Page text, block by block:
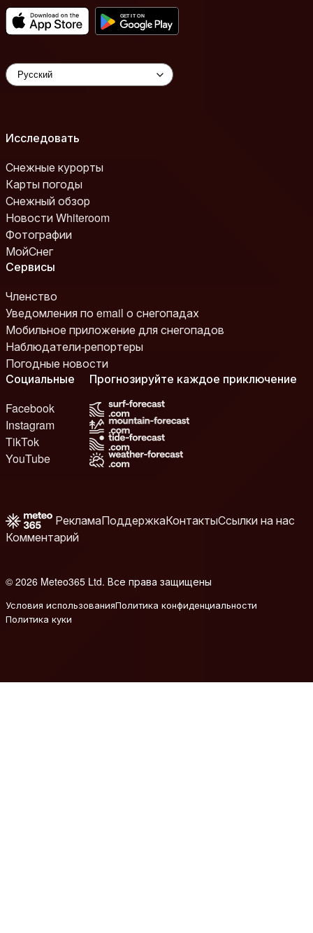
Исследовать
Снежные курорты
Карты погоды
Снежный обзор
Новости Whiteroom
Фотографии
МойСнег
Сервисы
Членство
Уведомления по email о снегопадах
Мобильное приложение для снегопадов
Наблюдатели-репортеры
Погодные новости
Социальные
Facebook
Instagram
TikTok
YouTube
Прогнозируйте каждое приключение
РекламаПоддержкаКонтактыСсылки на нас
Комментарий
© 2026 Meteo365 Ltd. Все права защищены
Условия использованияПолитика конфиденциальности
Политика куки